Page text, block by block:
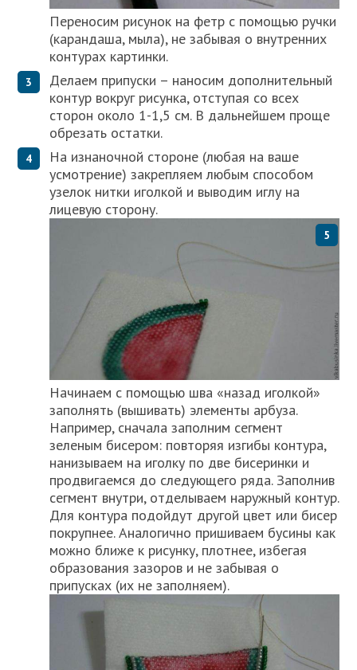
Переносим рисунок на фетр с помощью ручки
(карандаша, мыла), не забывая о внутренних
контурах картинки.
Делаем припуски – наносим дополнительный
контур вокруг рисунка, отступая со всех
сторон около 1-1,5 см. В дальнейшем проще
обрезать остатки.
На изнаночной стороне (любая на ваше
усмотрение) закрепляем любым способом
узелок нитки иголкой и выводим иглу на
лицевую сторону.
Начинаем с помощью шва «назад иголкой»
заполнять (вышивать) элементы арбуза.
Например, сначала заполним сегмент
зеленым бисером: повторяя изгибы контура,
нанизываем на иголку по две бисеринки и
продвигаемся до следующего ряда. Заполнив
сегмент внутри, отделываем наружный контур.
Для контура подойдут другой цвет или бисер
покрупнее. Аналогично пришиваем бусины как
можно ближе к рисунку, плотнее, избегая
образования зазоров и не забывая о
припусках (их не заполняем).